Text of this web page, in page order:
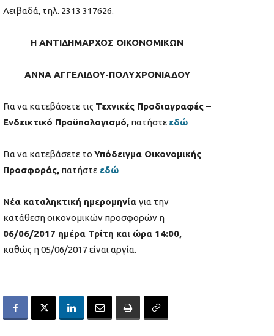
Λειβαδά, τηλ. 2313 317626.
Η ΑΝΤΙΔΗΜΑΡΧΟΣ ΟΙΚΟΝΟΜΙΚΩΝ
ΑΝΝΑ ΑΓΓΕΛΙΔΟΥ-ΠΟΛΥΧΡΟΝΙΑΔΟΥ
Για να κατεβάσετε τις Τεχνικές Προδιαγραφές –
Ενδεικτικό Προϋπολογισμό, πατήστε εδώ
Για να κατεβάσετε το Υπόδειγμα Οικονομικής
Προσφοράς, πατήστε εδώ
Νέα καταληκτική ημερομηνία για την
κατάθεση οικονομικών προσφορών η
06/06/2017 ημέρα Τρίτη και ώρα 14:00,
καθώς η 05/06/2017 είναι αργία.